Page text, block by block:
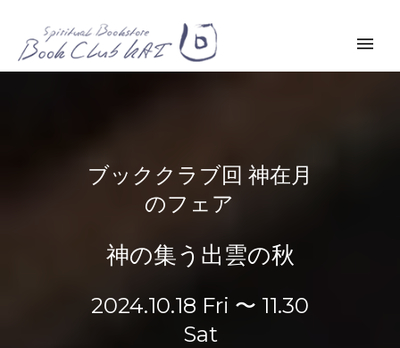
ブッククラブ回 神在月
のフェア
神の集う出雲の秋
2024.10.18 Fri 〜 11.30
Sat